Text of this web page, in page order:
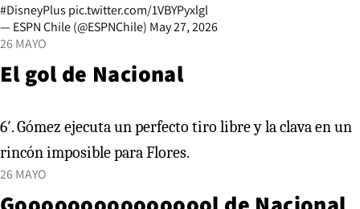
#DisneyPlus pic.twitter.com/1VBYPyxlgl
— ESPN Chile (@ESPNChile) May 27, 2026
26 MAYO
El gol de Nacional
6′. Gómez ejecuta un perfecto tiro libre y la clava en un
rincón imposible para Flores.
26 MAYO